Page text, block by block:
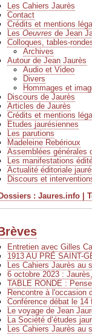
Les Cahiers Jaurès
Contact
Crédits et mentions
Les Oeuvres de Jean
Colloques, tables-
Archives
Autour de Jean Jaurès
Audio et Video
Divers
Hommages et
Discours de Jaurès
Articles de Jaurès
Crédits et mentions
Etudes jaurésiennes
Les parutions
Madeleine Rebérioux
Assemblées générales
Les manifestations
Actualité éditoriale
Discours et
: Jaures.info |
Entretien avec Gilles
1913 AU PRÉ SAINT-
Les Cahiers Jaurès au
6 octobre 2023 :
TABLE RONDE :
Rencontre à l'occasion
Conférence débat le 14
Le voyage de Jean
La Société d’études
Les Cahiers Jaurès au